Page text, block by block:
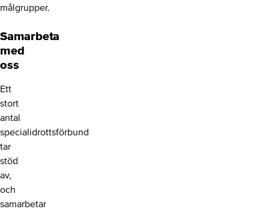
målgrupper.
Samarbeta
med
oss
Ett
stort
antal
specialidrottsförbund
tar
stöd
av,
och
samarbetar